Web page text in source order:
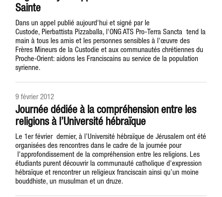
Sainte
Dans un appel publié aujourd'hui et signé par le
Custode, Pierbattista Pizzaballa, l'ONG ATS Pro-Terra Sancta tend la
main à tous les amis et les personnes sensibles à l'œuvre des
Frères Mineurs de la Custodie et aux communautés chrétiennes du
Proche-Orient: aidons les Franciscains au service de la population
syrienne.
9 février 2012
Journée dédiée à la compréhension entre les
religions à l’Université hébraïque
Le 1er février dernier, à l’Université hébraïque de Jérusalem ont été
organisées des rencontres dans le cadre de la journée pour
l'approfondissement de la compréhension entre les religions. Les
étudiants purent découvrir la communauté catholique d'expression
hébraïque et rencontrer un religieux franciscain ainsi qu’un moine
bouddhiste, un musulman et un druze.